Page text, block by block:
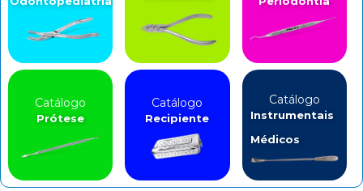
Catálogo
Prótese
Catálogo
Recipiente
Catálogo
Instrumentais
Médicos